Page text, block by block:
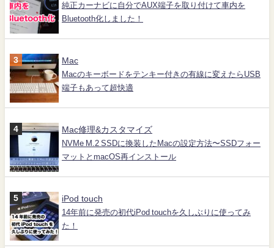
純正カーナビに自分でAUX端子を取り付けて車内を
Bluetooth化しました！
Mac
Macのキーボードをテンキー付きの有線に変えたらUSB
端子もあって超快適
Mac修理&カスタマイズ
NVMe M.2 SSDに換装したMacの設定方法〜SSDフォー
マットとmacOS再インストール
iPod touch
14年前に発売の初代iPod touchを久しぶりに使ってみ
た！